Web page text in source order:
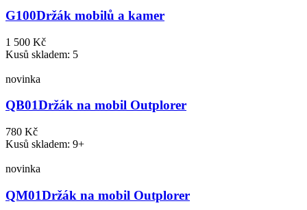
G100Držák mobilů a kamer
1 500 Kč
Kusů skladem: 5
novinka
QB01Držák na mobil Outplorer
780 Kč
Kusů skladem: 9+
novinka
QM01Držák na mobil Outplorer